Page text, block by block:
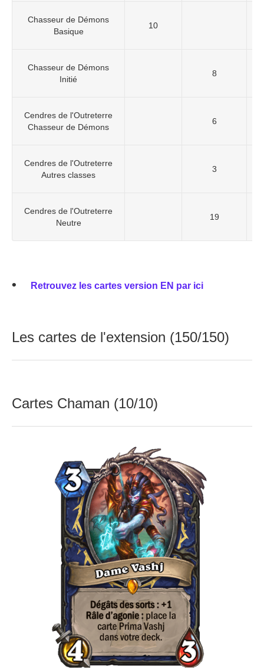
Chasseur de Démons
Basique
10
Chasseur de Démons
Initié
8
Cendres de l'Outreterre
Chasseur de Démons
6
Cendres de l'Outreterre
Autres classes
3
Cendres de l'Outreterre
Neutre
19
Retrouvez les cartes version EN par ici
Les cartes de l'extension (150/150)
Cartes Chaman (10/10)